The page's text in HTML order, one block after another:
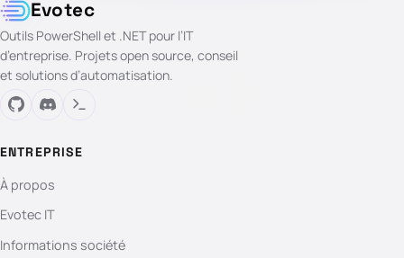
Evotec
Outils PowerShell et .NET pour l’IT
d’entreprise. Projets open source, conseil
et solutions d’automatisation.
ENTREPRISE
À propos
Evotec IT
Informations société